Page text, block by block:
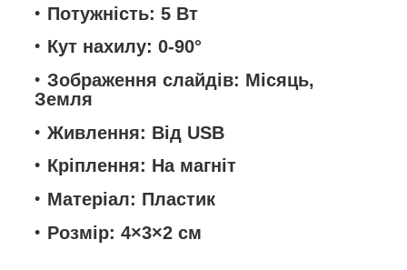
Потужність: 5 Вт
Кут нахилу: 0-90°
Зображення слайдів: Місяць,
Земля
Живлення: Від USB
Кріплення: На магніт
Матеріал: Пластик
Розмір: 4×3×2 см